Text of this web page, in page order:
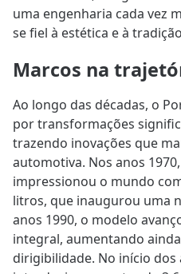
uma engenharia cada vez
se fiel à estética e à
Marcos na
Ao longo das décadas, o
por transformações
trazendo inovações que
automotiva. Nos anos
impressionou o mundo
litros, que inaugurou uma
anos 1990, o modelo
integral, aumentando
dirigibilidade. No início dos